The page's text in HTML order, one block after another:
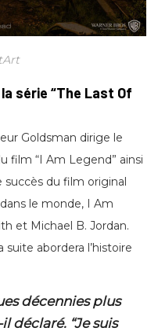
série “The Last Of
Goldsman dirige le
film “I Am Legend” ainsi
succès du film original
le monde, I Am
et Michael B. Jordan.
abordera l’histoire
décennies plus
il déclaré. “Je suis